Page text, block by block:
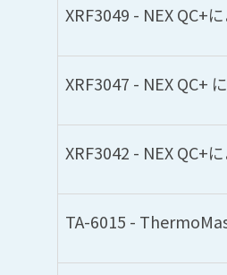
XRF3049 - NEX QC+
XRF3047 - NEX QC+
XRF3042 - NEX QC+
TA-6015 -